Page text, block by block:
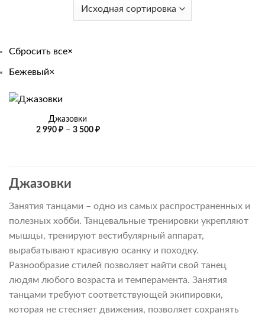
Сбросить все×
Бежевый×
Джазовки
2 990 ₽ – 3 500 ₽Диапазон
Джазовки
Занятия танцами – одно из самых распространенных и
полезных хобби. Танцевальные тренировки укрепляют
мышцы, тренируют вестибулярный аппарат,
вырабатывают красивую осанку и походку.
Разнообразие стилей позволяет найти свой танец
людям любого возраста и темперамента. Занятия
танцами требуют соответствующей экипировки,
которая не стесняет движения, позволяет сохранять